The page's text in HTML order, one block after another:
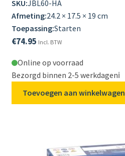
SKU:JBL60-HA
Afmeting:24.2 × 17.5 × 19 cm
Toepassing:Starten
€74.95 Incl. BTW
Online op voorraad
Bezorgd binnen 2-5 werkdagenℹ️
Toevoegen aan winkelwagen